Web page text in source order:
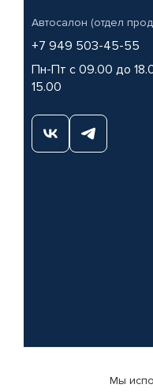
Автосалон (отдел
+7 949 503-45-55
Пн-Пт с 09.00 до
15.00
© КАМАЗ ЦЕНТР ДОНЕЦК,
Мы